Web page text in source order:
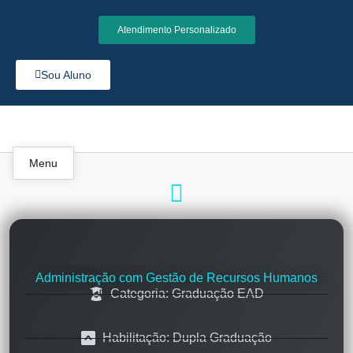
Atendimento Personalizado
Sou Aluno
Menu
Administração com Gestão de Recursos Humanos
Categoria: Graduação EAD
Habilitação: Dupla Graduação